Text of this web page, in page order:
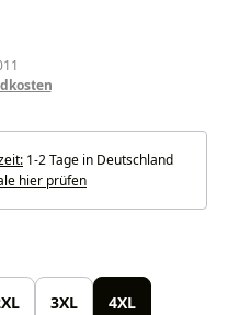
1-2 Tage in Deutschland
hier prüfen
3XL 4XL